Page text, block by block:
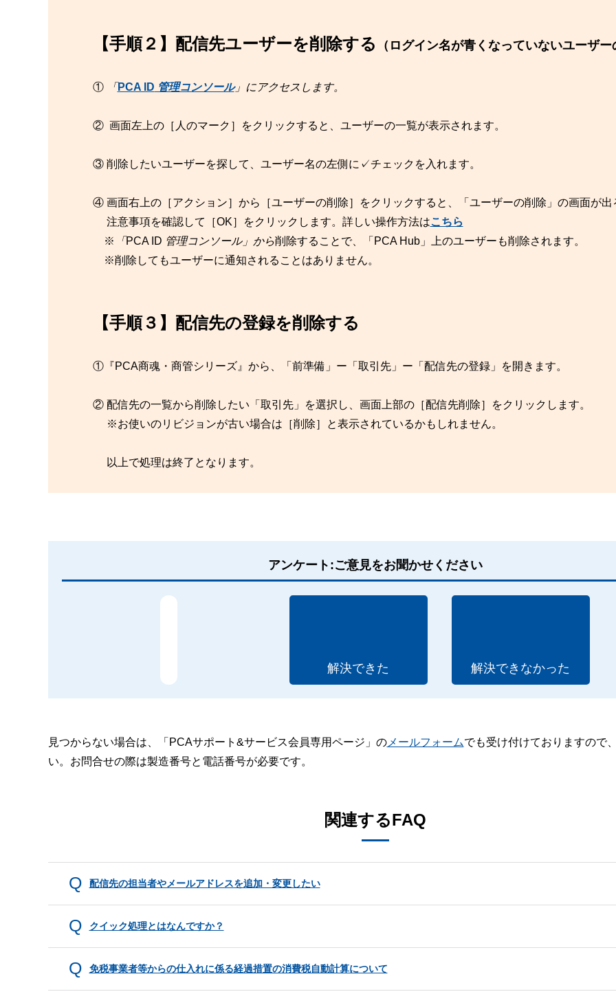
【手順２】配信先ユーザーを削除する （ログイン名が青くなっていないユーザー
① 「 PCA ID 管理コンソール」にアクセスします。
② 画面左上の［人のマーク］をクリックすると、ユーザーの一覧が表示されます。
③ 削除したいユーザーを探して、ユーザー名の左側に✓チェックを入れます。
④ 画面右上の［アクション］から［ユーザーの削除］をクリックすると、「ユーザーの削除」の画面が出
注意事項を確認して［OK］をクリックします。詳しい操作方法はこちら
※ 「 PCA ID 管理コンソール」から削除することで、「PCA Hub」上のユーザーも削除されます。
※削除してもユーザーに通知されることはありません。
【手順３】配信先の登録を削除する
①『PCA商魂・商管シリーズ』から、「前準備」ー「取引先」ー「配信先の登録」を開きます。
② 配信先の一覧から削除したい「取引先」を選択し、画面上部の［配信先削除］をクリックします。
※お使いのリビジョンが古い場合は［削除］と表示されているかもしれません。
以上で処理は終了となります。
アンケート:ご意見をお聞かせください
解決できた 解決できなかった
見つからない場合は、「PCAサポート&サービス会員専用ページ」のメールフォームでも受け付けておりますので
い。お問合せの際は製造番号と電話番号が必要です。
関連するFAQ
配信先の担当者やメールアドレスを追加・変更したい
クイック処理とはなんですか？
免税事業者等からの仕入れに係る経過措置の消費税自動計算について